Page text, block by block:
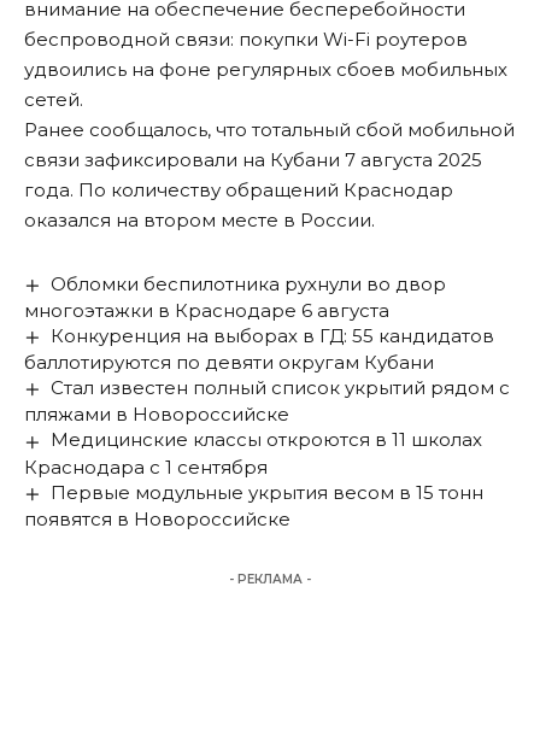
внимание на обеспечение бесперебойности
беспроводной связи: покупки Wi-Fi роутеров
удвоились на фоне регулярных сбоев мобильных
сетей.
Ранее сообщалось, чтототальный сбой мобильной
связи зафиксировали на Кубани 7 августа 2025
года. По количеству обращений Краснодар
оказался на втором месте в России.
Обломки беспилотника рухнули во двор
многоэтажки в Краснодаре 6 августа
Конкуренция на выборах в ГД: 55 кандидатов
баллотируются по девяти округам Кубани
Стал известен полный список укрытий рядом с
пляжами в Новороссийске
Медицинские классы откроются в 11 школах
Краснодара с 1 сентября
Первые модульные укрытия весом в 15 тонн
появятся в Новороссийске
- РЕКЛАМА -